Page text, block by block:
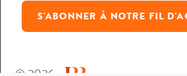
S'ABONNER À NOTRE FIL